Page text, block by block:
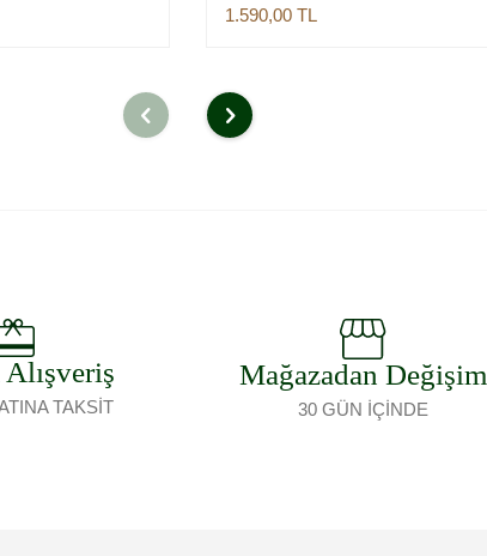
1.590,00 TL
TAKSİT
Mağazadan Değişim
30 GÜN İÇİNDE